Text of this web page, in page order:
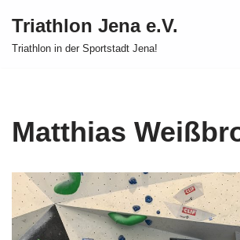
Zum
Triathlon Jena e.V.
Triathlon in der Sportstadt Jena!
Matthias